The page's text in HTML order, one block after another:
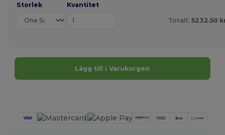
Storlek Kvantitet
Totalt: 5232.50
Lägg till i Varukorgen